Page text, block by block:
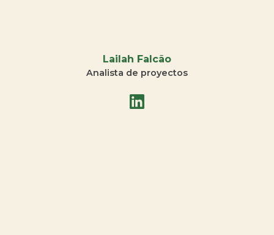
Lailah Falcão
Analista de proyectos